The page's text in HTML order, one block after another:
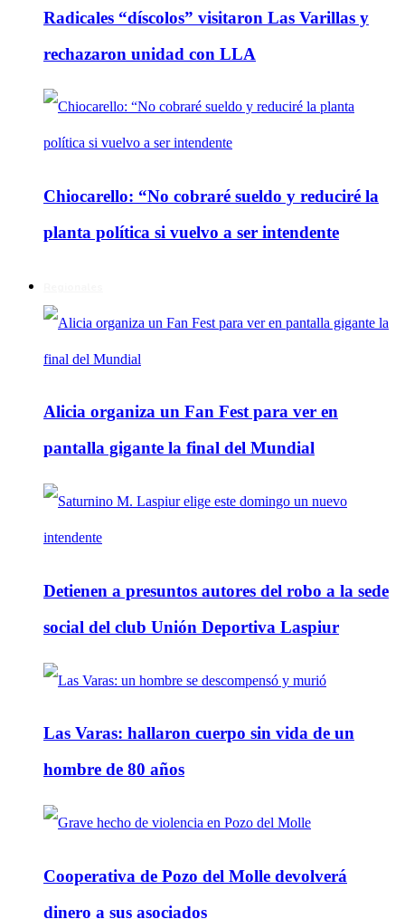
Radicales “díscolos” visitaron Las Varillas y
rechazaron unidad con LLA
Chiocarello: “No cobraré sueldo y reduciré la
planta política si vuelvo a ser intendente
Alicia organiza un Fan Fest para ver en
pantalla gigante la final del Mundial
Detienen a presuntos autores del robo a la sede
social del club Unión Deportiva Laspiur
Las Varas: hallaron cuerpo sin vida de un
hombre de 80 años
Cooperativa de Pozo del Molle devolverá
dinero a sus asociados